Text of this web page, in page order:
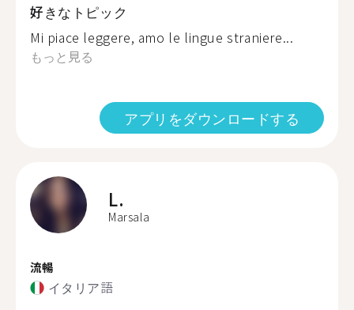
好きなトピック
Mi piace leggere, amo le lingue straniere...
もっと見る
アプリをダウンロードする
L.
Marsala
流暢
イタリア語